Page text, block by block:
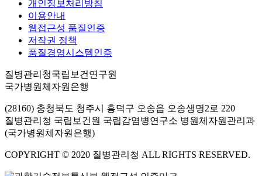
개인정보처리방침
이용안내
웹접근성 품질인증
저작권 정책
품질경영시스템인증
질병관리청국립보건연구원
국가병원체자원은행
(28160) 충청북도 청주시 흥덕구 오송읍 오송생명2로 220
질병관리청 국립보건원 국립감염병연구소 병원체자원관리과
(국가병원체자원은행)
COPYRIGHT © 2020 질병관리청 ALL RIGHTS RESERVED.